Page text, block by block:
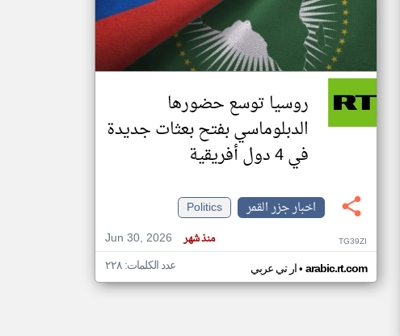
تغيير الدولة
اخبار جزر القمر على مدار الساعة
أهم اخبار جزر القمر العاجلة والمباشرة
روسيا توسع حضورها
الدبلوماسي بفتح بعثات جديدة
في 4 دول أفريقية
اخبار جزر القمر
Politics
Jun 30, 2026
منذ شهر TG39ZI
ار تي عربي• arabic.rt.com عدد الكلمات: ٢٢٨
klyoum.com